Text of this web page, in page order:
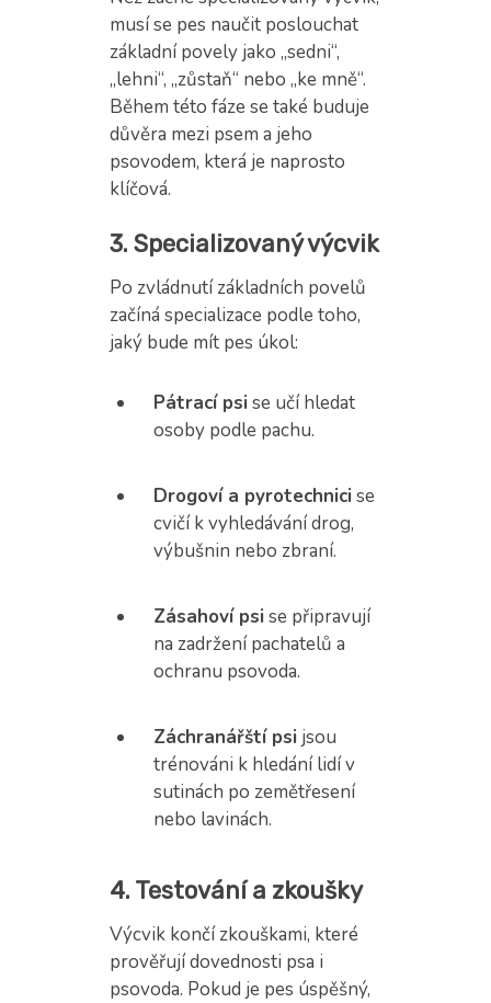
musí se pes naučit poslouchat
základní povely jako „sedni“,
„lehni“, „zůstaň“ nebo „ke mně“.
Během této fáze se také buduje
důvěra mezi psem a jeho
psovodem, která je naprosto
klíčová.
3. Specializovaný výcvik
Po zvládnutí základních povelů
začíná specializace podle toho,
jaký bude mít pes úkol:
Pátrací psise učí hledat
osoby podle pachu.
Drogoví a pyrotechnicise
cvičí k vyhledávání drog,
výbušnin nebo zbraní.
Zásahoví psise připravují
na zadržení pachatelů a
ochranu psovoda.
Záchranářští psi jsou
trénováni k hledání lidí v
sutinách po zemětřesení
nebo lavinách.
4. Testování a zkoušky
Výcvik končí zkouškami, které
prověřují dovednosti psa i
psovoda. Pokud je pes úspěšný,